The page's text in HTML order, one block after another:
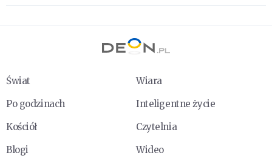
Świat
Wiara
Po godzinach
Inteligentne życie
Kościół
Czytelnia
Blogi
Wideo